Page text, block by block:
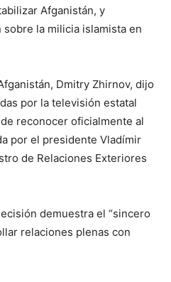
Afganistán, y
la milicia islamista en
Dmitry Zhirnov, dijo
por la televisión estatal
reconocer oficialmente al
por el presidente Vladímir
de Relaciones Exteriores
demuestra el “sincero
relaciones plenas con